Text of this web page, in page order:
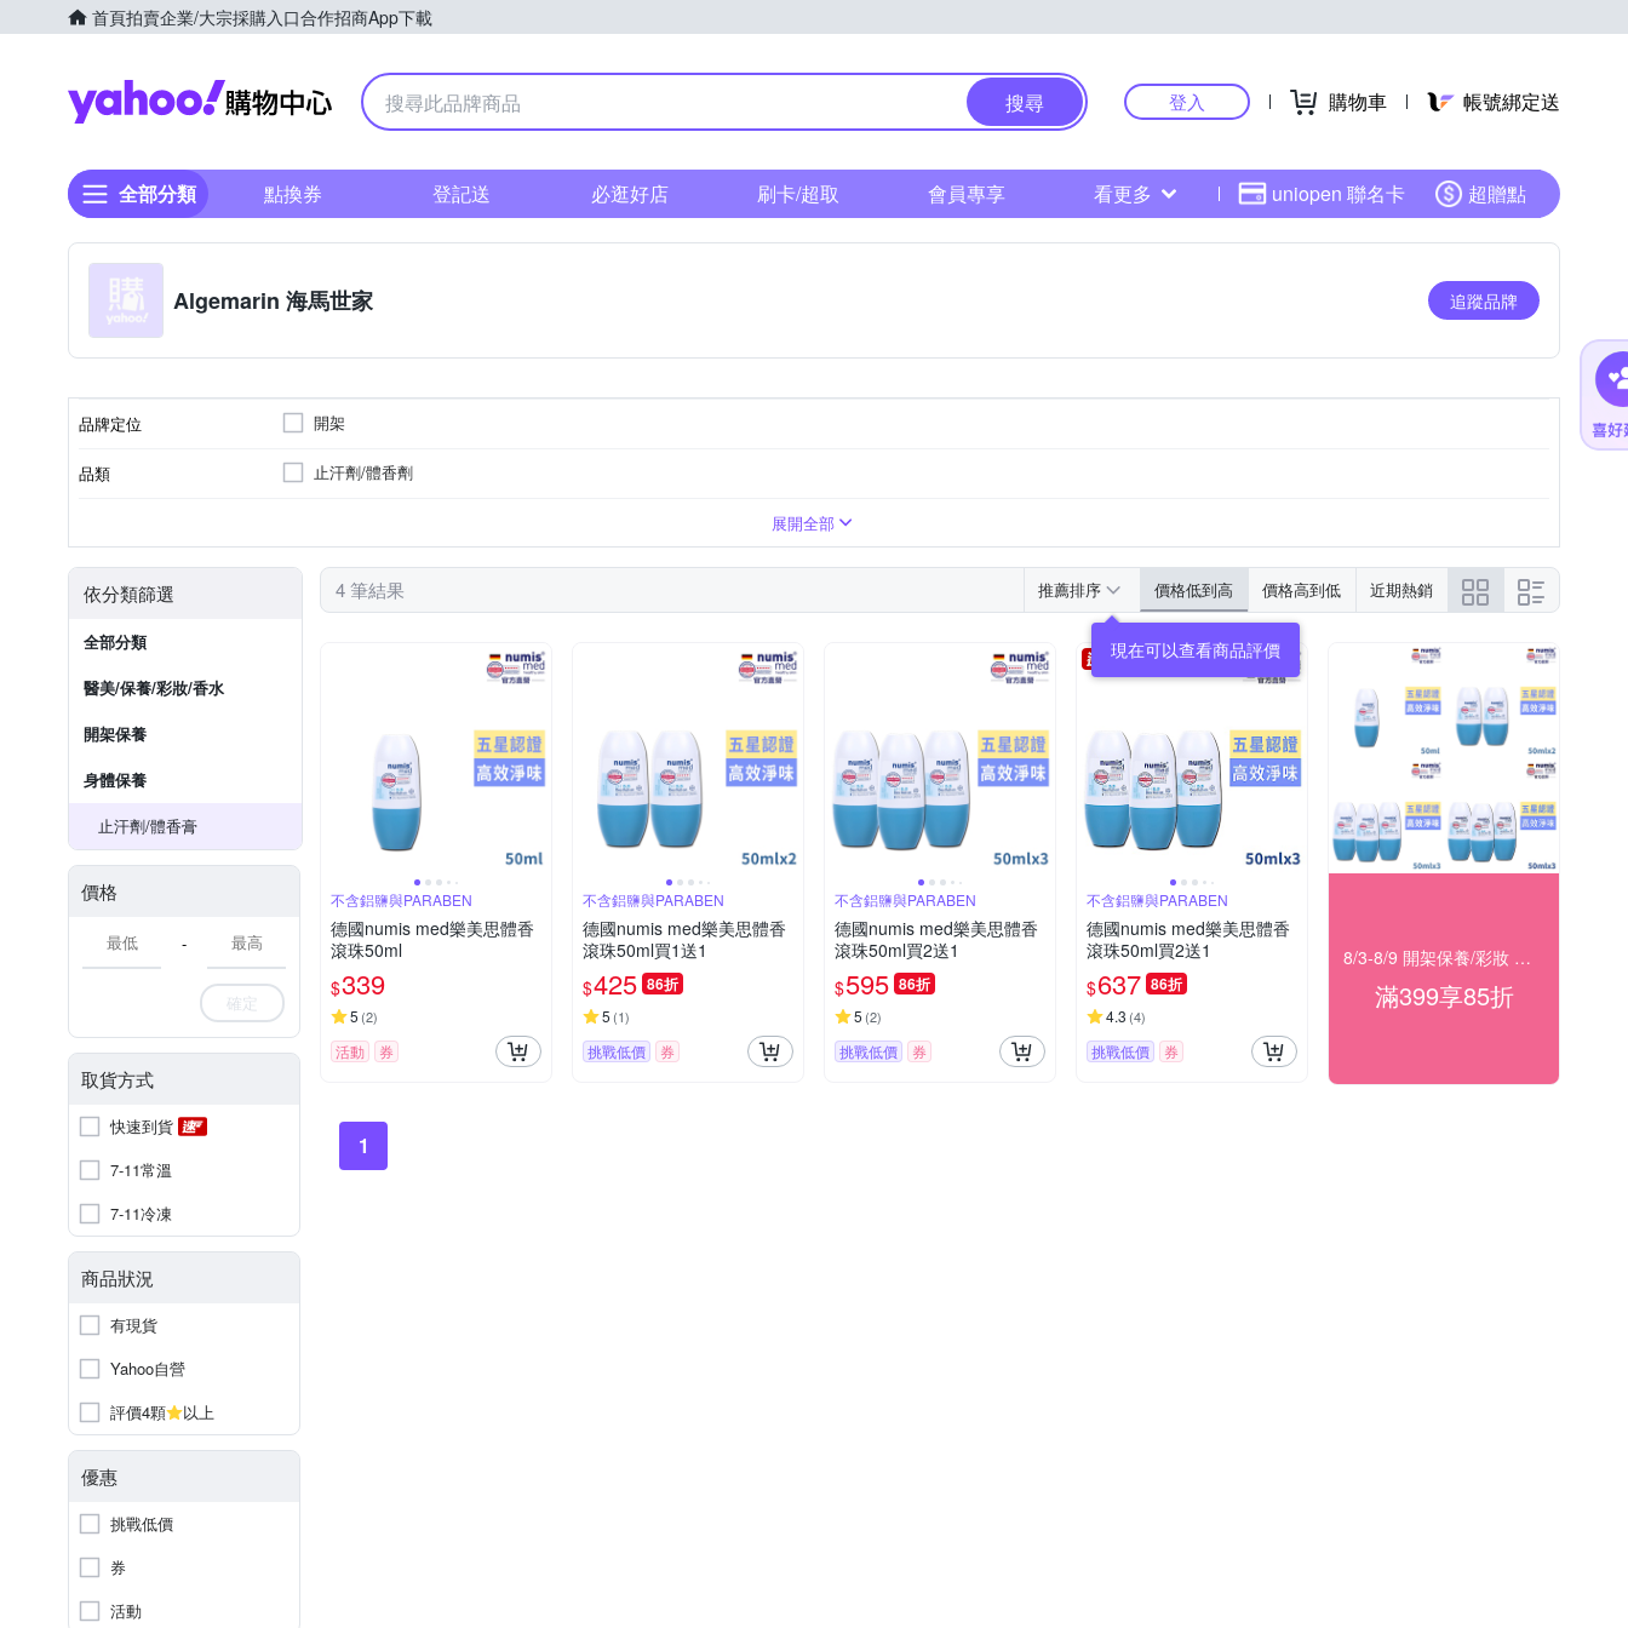
首頁拍賣企業/大宗採購入口合作招商App下載
Yahoo購物中心
搜尋 登入 購物車 帳號綁定送
全部分類 點換券 登記送 必逛好店 刷卡/超取 會員專享 看更多 uniopen 聯名卡 超贈點
Algemarin 海馬世家 追蹤品牌
品牌定位 開架
品類 止汗劑/體香劑
展開全部
依分類篩選
全部分類
醫美/保養/彩妝/香水
開架保養
身體保養
止汗劑/體香膏
價格
-
確定
取貨方式
快速到貨
7-11常溫
7-11冷凍
商品狀況
有現貨
Yahoo自營
評價4顆
以上
優惠
挑戰低價
券
活動
4 筆結果 推薦排序 價格低到高 價格高到低 近期熱銷
現在可以查看商品評價
不含鋁鹽與PARABEN
德國numis med樂美思體香
滾珠50ml
$339
5 (2)
活動 券
不含鋁鹽與PARABEN
德國numis med樂美思體香
滾珠50ml買1送1
$425 86折
5 (1)
挑戰低價 券
不含鋁鹽與PARABEN
德國numis med樂美思體香
滾珠50ml買2送1
$595 86折
5 (2)
挑戰低價 券
不含鋁鹽與PARABEN
德國numis med樂美思體香
滾珠50ml買2送1
$637 86折
4.3 (4)
挑戰低價 券
8/3-8/9 開架保養/彩妝 滿399結帳85折
滿399享85折
1